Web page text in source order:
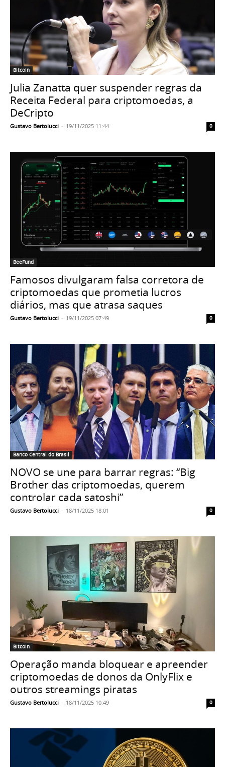
Bitcoin
Julia Zanatta quer suspender regras da
Receita Federal para criptomoedas, a
DeCripto
Gustavo Bertolucci - 19/11/2025 11:44 0
BeeFund
Famosos divulgaram falsa corretora de
criptomoedas que prometia lucros
diários, mas que atrasa saques
Gustavo Bertolucci - 19/11/2025 07:49 0
Banco Central do Brasil
NOVO se une para barrar regras: “Big
Brother das criptomoedas, querem
controlar cada satoshi”
Gustavo Bertolucci - 18/11/2025 18:01 0
Bitcoin
Operação manda bloquear e apreender
criptomoedas de donos da OnlyFlix e
outros streamings piratas
Gustavo Bertolucci - 18/11/2025 10:49 0